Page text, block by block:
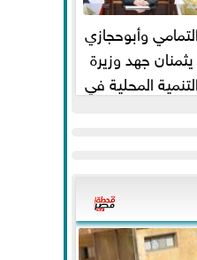
التمامي وأبوحجازي
يثمنان جهد وزيرة
التنمية المحلية في